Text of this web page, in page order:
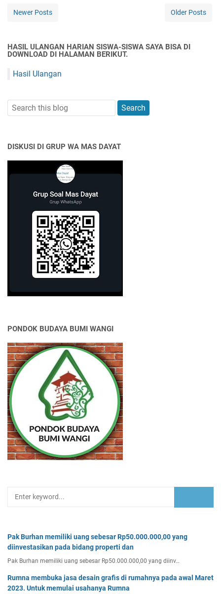
Newer Posts Older Posts
HASIL ULANGAN HARIAN SISWA-SISWA SAYA BISA DI
DOWNLOAD DI HALAMAN BERIKUT.
Hasil Ulangan
DISKUSI DI GRUP WA MAS DAYAT
PONDOK BUDAYA BUMI WANGI
Pak Burhan memiliki uang sebesar Rp50.000.000,00 yang
diinvestasikan pada bidang properti dan
Pak Burhan memiliki uang sebesar Rp50.000.000,00 yang diinv…
Rumna membuka jasa desain grafis di rumahnya pada awal Maret
2023. Untuk memulai usahanya Rumna